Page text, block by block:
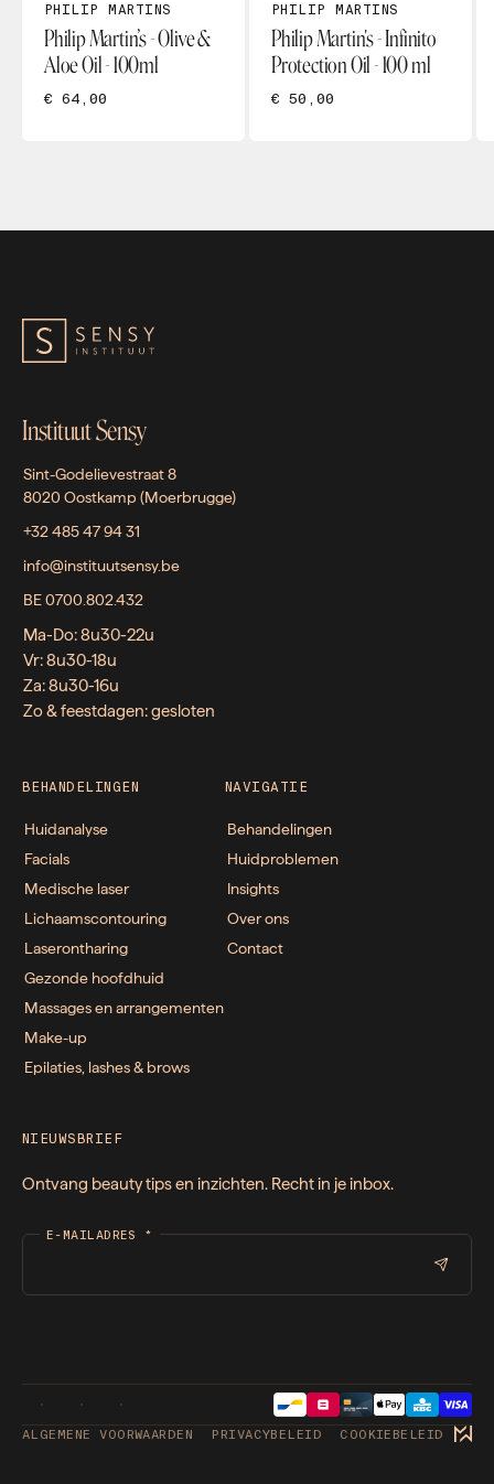
PHILIP MARTINS
Philip Martin’s - Olive &
Aloe Oil - 100ml
€ 64,00
PHILIP MARTINS
Philip Martin's - Infinito
Protection Oil - 100 ml
€ 50,00
Instituut Sensy
Sint-Godelievestraat 8
8020 Oostkamp (Moerbrugge)
+32 485 47 94 31
info@instituutsensy.be
BE 0700.802.432
Ma-Do: 8u30-22u
Vr: 8u30-18u
Za: 8u30-16u
Zo & feestdagen: gesloten
BEHANDELINGEN
Huidanalyse
Facials
Medische laser
Lichaamscontouring
Laserontharing
Gezonde hoofdhuid
Massages en arrangementen
Make-up
Epilaties, lashes & brows
NAVIGATIE
Behandelingen
Huidproblemen
Insights
Over ons
Contact
NIEUWSBRIEF
Ontvang beauty tips en inzichten. Recht in je inbox.
E-MAILADRES *
ALGEMENE VOORWAARDEN PRIVACYBELEID COOKIEBELEID